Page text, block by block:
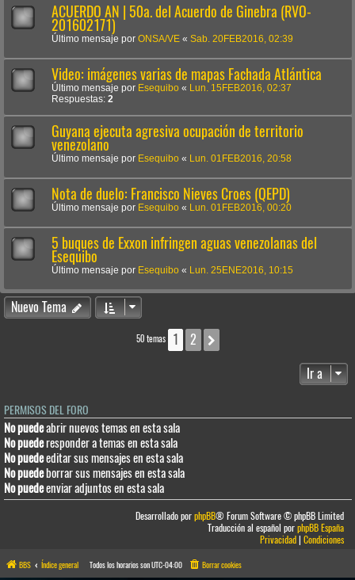
ACUERDO AN | 50a. del Acuerdo de Ginebra (RVO-
201602171)
Último mensaje por ONSA/VE « Sab. 20FEB2016, 02:39
Video: imágenes varias de mapas Fachada Atlántica
Último mensaje por Esequibo «
Lun. 15FEB2016, 02:37
Respuestas: 2
Guyana ejecuta agresiva ocupación de territorio
venezolano
Último mensaje por Esequibo « Lun. 01FEB2016, 20:58
Nota de duelo: Francisco Nieves Croes (QEPD)
Último mensaje por Esequibo « Lun. 01FEB2016, 00:20
5 buques de Exxon infringen aguas venezolanas del
Esequibo
Último mensaje por Esequibo « Lun. 25ENE2016, 10:15
Nuevo Tema
50 temas 1 2
Ir a
PERMISOS DEL FORO
No puedeabrir nuevos temas en esta sala
No puederesponder a temas en esta sala
No puedeeditar sus mensajes en esta sala
No puedeborrar sus mensajes en esta sala
No puedeenviar adjuntos en esta sala
Desarrollado porphpBB® Forum Software © phpBB Limited
Traducción al español porphpBB España
Privacidad|Condiciones
BBS Índice general Todos los horarios sonUTC-04:00 Borrar cookies